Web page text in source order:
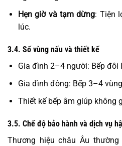
Hẹn giờ và tạm dừng: Tiện
lúc.
3.4. Số vùng nấu và thiết kế
Gia đình 2–4 người: Bếp đôi
Gia đình đông: Bếp 3–4
Thiết kế bếp âm giúp không
3.5. Chế độ bảo hành và dịch vụ
Thương hiệu châu Âu